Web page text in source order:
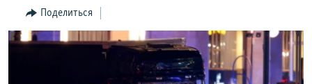
Вернутся
поиску
КЫРГЫЗЧА
ЎЗБЕКЧА
Поделиться